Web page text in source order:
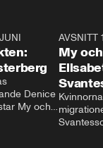
23:40
Denice
My och
AVSNITT
My